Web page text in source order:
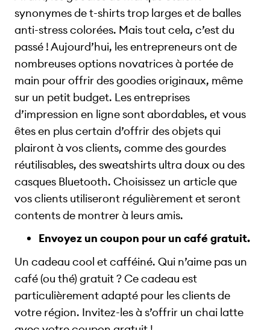
synonymes de t-shirts trop larges et de balles
anti-stress colorées. Mais tout cela, c’est du
passé ! Aujourd’hui, les entrepreneurs ont de
nombreuses options novatrices à portée de
main pour offrir des goodies originaux, même
sur un petit budget. Les entreprises
d’impression en ligne sont abordables, et vous
êtes en plus certain d’offrir des objets qui
plairont à vos clients, comme des gourdes
réutilisables, des sweatshirts ultra doux ou des
casques Bluetooth. Choisissez un article que
vos clients utiliseront régulièrement et seront
contents de montrer à leurs amis.
Envoyez un coupon pour un café gratuit.
Un cadeau cool et cafféiné. Qui n’aime pas un
café (ou thé) gratuit ? Ce cadeau est
particulièrement adapté pour les clients de
votre région. Invitez-les à s’offrir un chai latte